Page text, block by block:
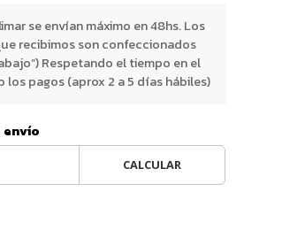
se envían máximo en 48hs. Los
recibimos son confeccionados
Respetando el tiempo en el
los pagos (aprox 2 a 5 días hábiles)
CALCULAR